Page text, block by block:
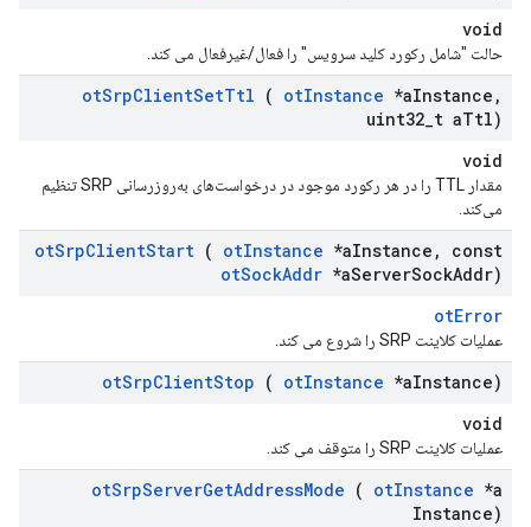
void
حالت "شامل رکورد کلید سرویس" را فعال/غیرفعال می کند.
otSrpClientSetTtl ( otInstance *aInstance ,
uint32 t aTtl)
void
مقدار TTL را در هر رکورد موجود در درخواست‌های به‌روزرسانی SRP تنظیم
می‌کند.
otSrpClientStart ( otInstance *aInstance ,
const
otSockAddr *aServerSockAddr)
otError
عملیات کلاینت SRP را شروع می کند.
otSrpClientStop ( otInstance *aInstance)
void
عملیات کلاینت SRP را متوقف می کند.
otSrpServerGetAddressMode ( otInstance *a
Instance)